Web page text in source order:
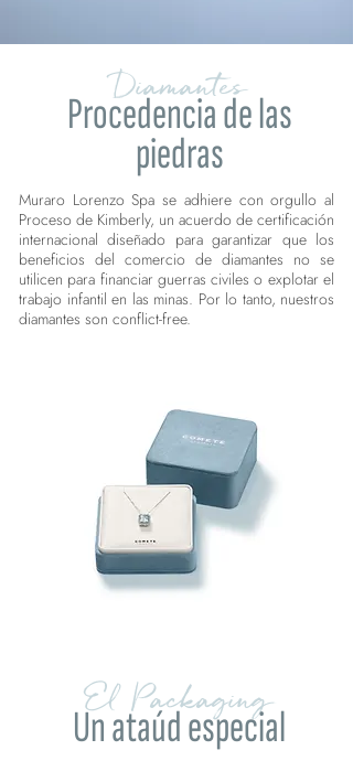
Diamantes
Procedencia de las
piedras
Muraro Lorenzo Spa se adhiere con orgullo al
Proceso de Kimberly, un acuerdo de certificación
internacional diseñado para garantizar que los
beneficios del comercio de diamantes no se
utilicen para financiar guerras civiles o explotar el
trabajo infantil en las minas. Por lo tanto, nuestros
diamantes son conflict-free.
El Packaging
Un ataúd especial